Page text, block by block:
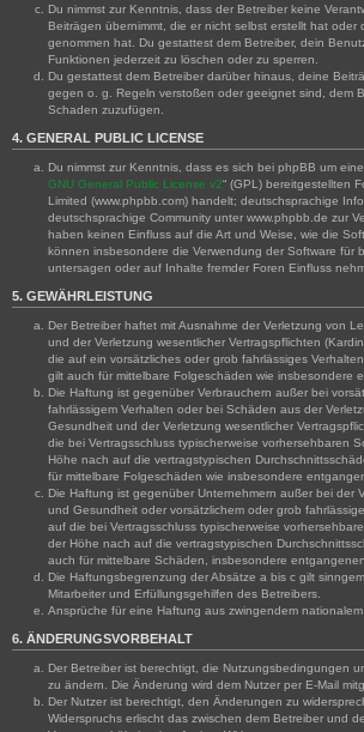
Du nimmst zur Kenntnis, dass der Betreiber keine
Beiträgen übernimmt, die er nicht selbst erstellt hat oder
genommen hat. Du gestattest dem Betreiber, dein
Funktionen jederzeit zu löschen oder zu sperren.
Du gestattest dem Betreiber darüber hinaus, deine
gegen o. g. Regeln verstoßen oder geeignet sind, dem
Schaden zuzufügen.
4. GENERAL PUBLIC LICENSE
Du nimmst zur Kenntnis, dass es sich bei phpBB um eine
GNU General Public License v2“ (GPL) bereitgestellten
Limited (www.phpbb.com) handelt; deutschsprachige
deutschsprachige Community unter www.phpbb.de zur
haben keinen Einfluss auf die Art und Weise, wie die
können insbesondere die Verwendung der Software für
untersagen oder auf Inhalte fremder Foren Einfluss
5. GEWÄHRLEISTUNG
Der Betreiber haftet mit Ausnahme der Verletzung von
und der Verletzung wesentlicher Vertragspflichten
die auf ein vorsätzliches oder grob fahrlässiges
gilt auch für mittelbare Folgeschäden wie insbesondere
Die Haftung ist gegenüber Verbrauchern außer bei
fahrlässigem Verhalten oder bei Schäden aus der
Gesundheit und der Verletzung wesentlicher
die bei Vertragsschluss typischerweise vorhersehbaren
Höhe nach auf die vertragstypischen
für mittelbare Folgeschäden wie insbesondere
Die Haftung ist gegenüber Unternehmern außer bei der
und Gesundheit oder vorsätzlichem oder grob
auf die bei Vertragsschluss typischerweise
der Höhe nach auf die vertragstypischen
auch für mittelbare Schäden, insbesondere
Die Haftungsbegrenzung der Absätze a bis c gilt
Mitarbeiter und Erfüllungsgehilfen des Betreibers.
Ansprüche für eine Haftung aus zwingendem
6. ÄNDERUNGSVORBEHALT
Der Betreiber ist berechtigt, die Nutzungsbedingungen
zu ändern. Die Änderung wird dem Nutzer per E-Mail
Der Nutzer ist berechtigt, den Änderungen zu
Widerspruchs erlischt das zwischen dem Betreiber und